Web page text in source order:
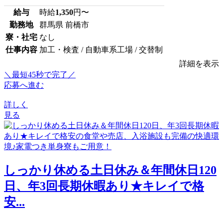
給与 時給1,350円〜
勤務地
群馬県 前橋市
寮・社宅 なし
仕事内容 加工・検査 / 自動車系工場 / 交替制
詳細を表示
＼最短45秒で完了／
応募へ進む
詳しく
見る
しっかり休める土日休み＆年間休日120
日、年3回長期休暇あり★キレイで格
安...